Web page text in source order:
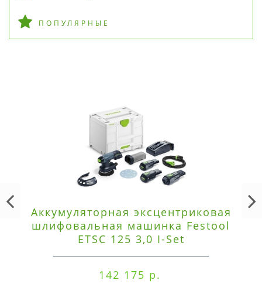
ПОПУЛЯРНЫЕ
Аккумуляторная эксцентриковая
шлифовальная машинка Festool
ETSC 125 3,0 I-Set
142 175 р.